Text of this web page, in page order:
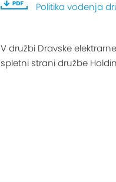
Politika vodenja
V družbi Dravske
spletni strani družbe